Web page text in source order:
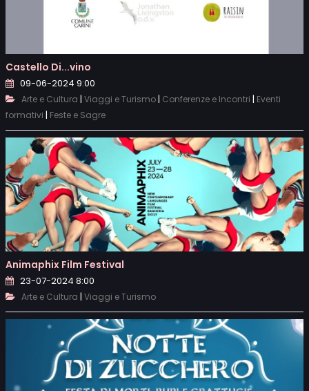
Castello Di...vino
09-06-2024 9:00
Arte e Cultura | Viaggi e Turismo| Conferenze e Incontri | Eventi
formativi | Feste e Sagre
Animaphix Film Festival
23-07-2024 8:00
Arte e Cultura | Viaggi e Turismo